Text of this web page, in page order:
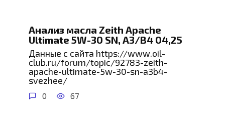
Анализ масла Zeith Apache
Ultimate 5W-30 SN, A3/B4 04,25
Данные с сайта https://www.oil-
club.ru/forum/topic/92783-zeith-
apache-ultimate-5w-30-sn-a3b4-
svezhee/
0 67